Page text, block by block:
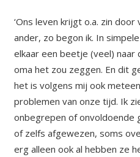
‘Ons leven krijgt o.a. zin
ander, zo begon ik. In
elkaar een beetje (veel) naar
oma het zou zeggen. En dit
het is volgens mij ook
problemen van onze tijd. Ik
onbegrepen of onvoldoende
of zelfs afgewezen, soms
erg alleen ook al hebben ze